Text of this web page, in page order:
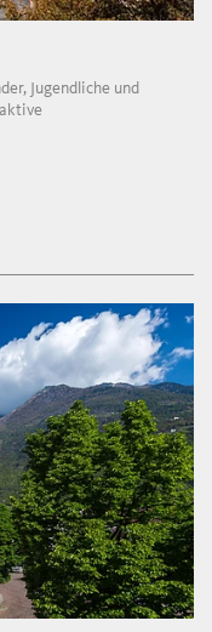
Jugendliche und